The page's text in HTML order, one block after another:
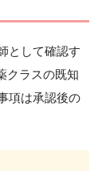
として確認す
クラスの既知
項は承認後の